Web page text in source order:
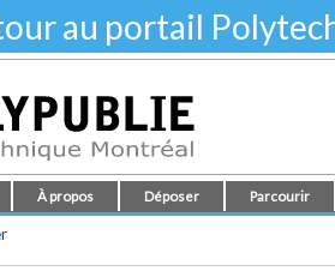
au portail
À propos Déposer Parcourir